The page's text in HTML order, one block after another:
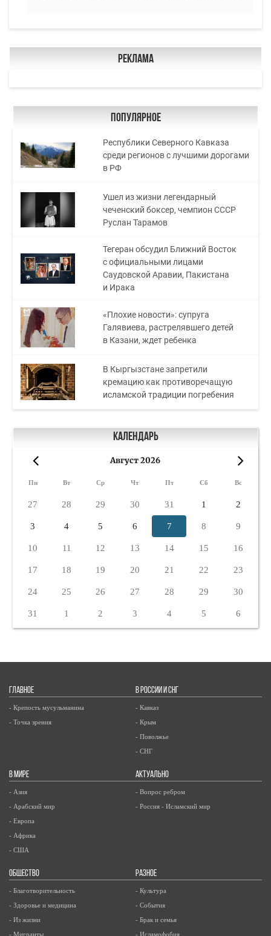
Реклама
Популярное
Республики Северного Кавказа
среди регионов с лучшими дорогами
в РФ
Ушел из жизни легендарный
чеченский боксер, чемпион СССР
Руслан Тарамов
Тегеран обсудил Ближний Восток
с официальными лицами
Саудовской Аравии, Пакистана
и Ирака
«Плохие новости»: супруга
Галявиева, растрелявшего детей
в Казани, ждет ребенка
В Кыргызстане запретили
кремацию как противоречащую
исламской традиции погребения
Календарь
Август 2026
Пн Вт Ср Чт Пт Сб Вс
27 28 29 30 31 1 2
3 4 5 6 7 8 9
10 11 12 13 14 15 16
17 18 19 20 21 22 23
24 25 26 27 28 29 30
31 1 2 3 4 5 6
ГЛАВНОЕ
- Крепость мусульманина
- Точка зрения
В РОССИИ И СНГ
- Кавказ
- Крым
- Поволжье
- СНГ
В МИРЕ
- Азия
- Арабский мир
- Европа
- Африка
- США
АКТУАЛЬНО
- Вопрос ребром
- Россия - Исламский мир
ОБЩЕСТВО
- Благотворительность
- Здоровье и медицина
- Из жизни
- Мигранты
РАЗНОЕ
- Культура
- События
- Брак и семья
- Исламофобия